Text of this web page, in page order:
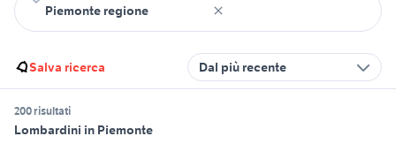
Salva ricerca Dal più recente
200 risultati
Lombardini in Piemonte